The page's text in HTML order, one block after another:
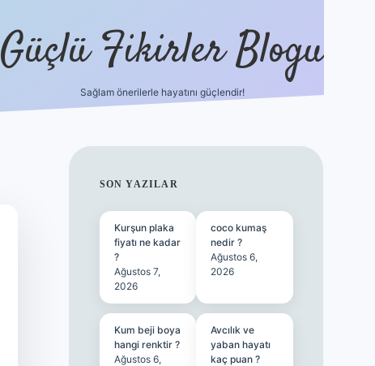
Güçlü Fikirler Blogu
Sağlam önerilerle hayatını güçlendir!
SIDEBAR
SON YAZILAR
Kurşun plaka
fiyatı ne kadar
?
Ağustos 7,
2026
coco kumaş
nedir ?
Ağustos 6,
2026
Kum beji boya
hangi renktir ?
Ağustos 6,
Avcılık ve
yaban hayatı
kaç puan ?
ilbet bahis sitesi